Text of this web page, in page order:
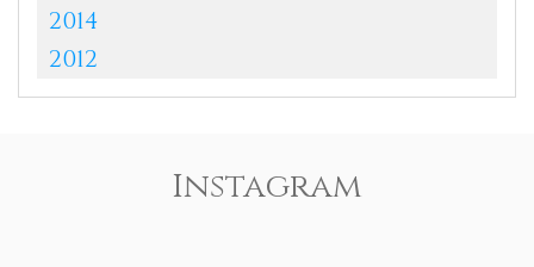
2014
2012
Instagram